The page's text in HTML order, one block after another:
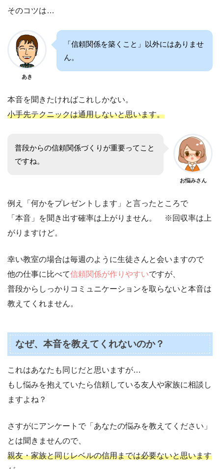
そのコツは…
あき
「信頼関係を築くこと」以外にはありませ
ん。
本音を聞きたければこれしかない。
小手先テクニックは通用しないと思います。
普段からの信頼関係づくりが重要ってこと
ですね。
お悩みさん
例え「何かをプレゼントします」と言ったところで
「本音」を聞き出す確率は上がりません。 ※回収率は上
がりますけど。
幸い教室の場合は毎週のように生徒さんと会いますので
他の仕事に比べて信頼関係が作りやすいですが、
普段からしっかりコミュニケーションを取らないと本音は
教えてくれません。
なぜ、本音を教えてくれないのか？
これはあなたも同じだと思いますが…
もし悩みを抱えていたら信頼している友人や家族に相談し
ますよね？
さすがにアンケートで「あなたの悩みを教えてください」
とは聞きませんので、
親友・家族と同じレベルの信用までは必要ないと思います